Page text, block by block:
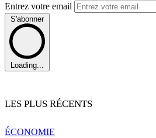
Entrez votre email
S'abonner
Loading...
LES PLUS RÉCENTS
ÉCONOMIE